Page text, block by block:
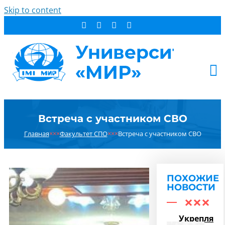
Skip to content
СТУДЕНТУ
ДОПОБРАЗОВАНИЕ
НОВОСТИ
КОНТАКТЫ
РЕЗУЛЬТАТ ПОИСКА:
Встреча с участником СВО
Главная×××Факультет СПО×××Встреча с участником СВО
ПОХОЖИЕ
НОВОСТИ
Укрепляем